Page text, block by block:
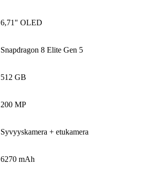
6,71" OLED
Snapdragon 8 Elite Gen 5
512 GB
200 MP
Syvyyskamera + etukamera
6270 mAh